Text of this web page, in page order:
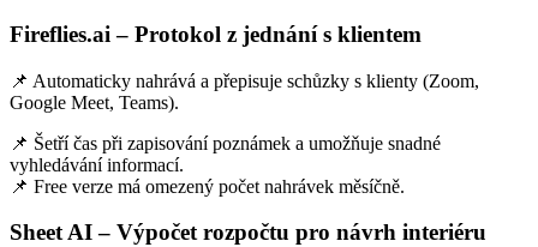
Fireflies.ai – Protokol z jednání s klientem
📌 Automaticky nahrává a přepisuje schůzky s klienty (Zoom,
Google Meet, Teams).
📌 Šetří čas při zapisování poznámek a umožňuje snadné
vyhledávání informací.
📌 Free verze má omezený počet nahrávek měsíčně.
Sheet AI – Výpočet rozpočtu pro návrh interiéru